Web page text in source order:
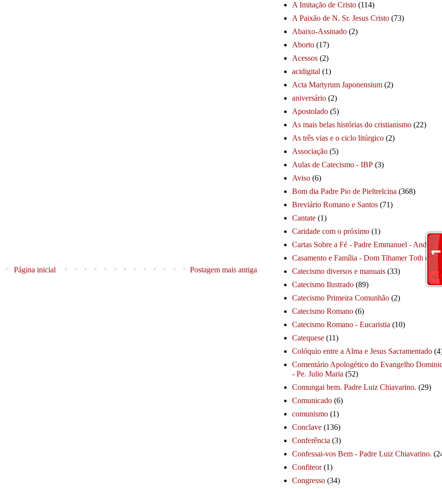
Postagem mais antiga
Página inicial
A Imitação de Cristo (114)
A Paixão de N. Sr. Jesus Cristo (73)
Abaixo-Assinado (2)
Aborto (17)
Acessos (2)
acidigital (1)
Acta Martyrum Japonensium (2)
aniversário (2)
Apostolado (5)
As mais belas histórias do cristianismo (22)
As três vias e o ciclo litúrgico (2)
Associação (5)
Aulas de Catecismo - IBP (3)
Aviso (6)
Bom dia Padre Pio de Pieltrelcina (368)
Breviário Romano e Santos (71)
Cantate (1)
Caridade com o próximo (1)
Cartas Sobre a Fé - Padre Emmanuel - André
Casamento e Família - Dom Tihamer Toth (115)
Catecismo diversos e manuais (33)
Catecismo Ilustrado (89)
Catecismo Primeira Comunhão (2)
Catecismo Romano (6)
Catecismo Romano - Eucaristia (10)
Catequese (11)
Colóquio entre a Alma e Jesus Sacramentado
Comentário Apologético do Evangelho
- Pe. Julio Maria (52)
Comungai bem. Padre Luiz Chiavarino. (29)
Comunicado (6)
comunismo (1)
Conclave (136)
Conferência (3)
Confessai-vos Bem - Padre Luiz Chiavarino.
Confiteor (1)
Congresso (34)